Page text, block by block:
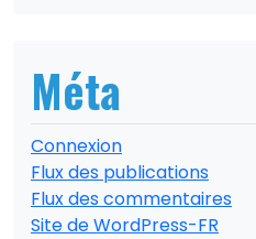
Méta
Connexion
Flux des publications
Flux des commentaires
Site de WordPress-FR